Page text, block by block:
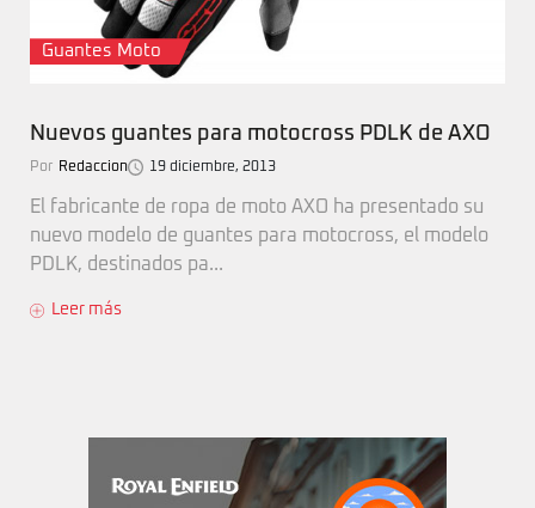
Guantes Moto
Nuevos guantes para motocross PDLK de AXO
Por Redaccion 19 diciembre, 2013
El fabricante de ropa de moto AXO ha presentado su
nuevo modelo de guantes para motocross, el modelo
PDLK, destinados pa...
Leer más